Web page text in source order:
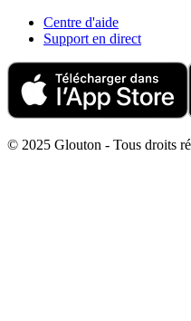
Centre d'aide
Support en direct
© 2025 Glouton - Tous droits